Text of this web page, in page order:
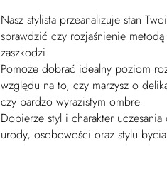
Nasz stylista przeanalizuje stan
sprawdzić czy rozjaśnienie
zaszkodzi
Pomoże dobrać idealny poziom
względu na to, czy marzysz o
czy bardzo wyrazistym ombre
Dobierze styl i charakter
urody, osobowości oraz stylu bycia